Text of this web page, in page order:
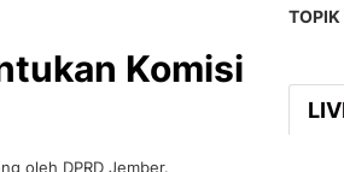
Komisi
oleh DPRD Jember.
TOPIK